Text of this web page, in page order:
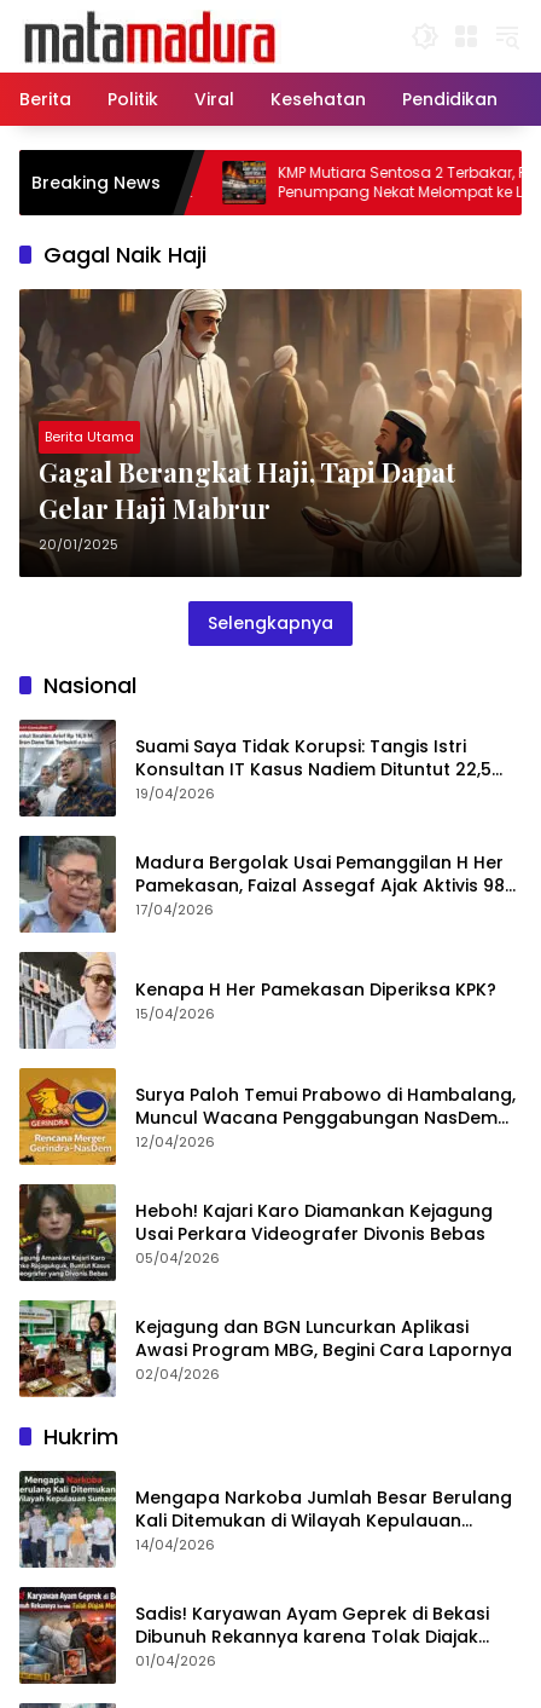
konten
Berita
Politik Viral Kesehatan Pendidikan
Breaking News
11 Kapal Sisir
Korban KMP
KMP Mutiara Sentosa 2 Terbakar,
Penumpang Nekat Melompat ke Laut
Gagal Naik Haji
Berita Utama
Gagal Berangkat Haji, Tapi Dapat
Gelar Haji Mabrur
20/01/2025
Selengkapnya
Nasional
Suami Saya Tidak Korupsi: Tangis Istri
Konsultan IT Kasus Nadiem Dituntut 22,5
Tahun
19/04/2026
Madura Bergolak Usai Pemanggilan H Her
Pamekasan, Faizal Assegaf Ajak Aktivis 98
Bongkar Permainan KPK
17/04/2026
Kenapa H Her Pamekasan Diperiksa KPK?
15/04/2026
Surya Paloh Temui Prabowo di Hambalang,
Muncul Wacana Penggabungan NasDem
dan Gerindra
12/04/2026
Heboh! Kajari Karo Diamankan Kejagung
Usai Perkara Videografer Divonis Bebas
05/04/2026
Kejagung dan BGN Luncurkan Aplikasi
Awasi Program MBG, Begini Cara Lapornya
02/04/2026
Hukrim
Mengapa Narkoba Jumlah Besar Berulang
Kali Ditemukan di Wilayah Kepulauan
Sumenep?
14/04/2026
Sadis! Karyawan Ayam Geprek di Bekasi
Dibunuh Rekannya karena Tolak Diajak
Merampok Majikan
01/04/2026